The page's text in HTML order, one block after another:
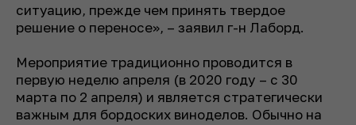
ситуацию, прежде чем принять твердое
решение о переносе», – заявил г-н Лаборд.
Мероприятие традиционно проводится в
первую неделю апреля (в 2020 году – с 30
марта по 2 апреля) и является стратегически
важным для бордоских виноделов. Обычно на